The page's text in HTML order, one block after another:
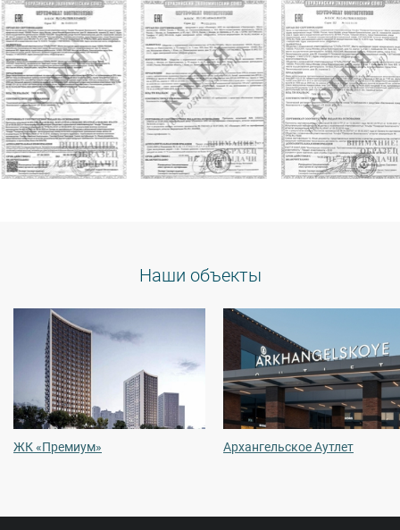
Наши объекты
ЖК «Премиум» Архангельское Аутлет